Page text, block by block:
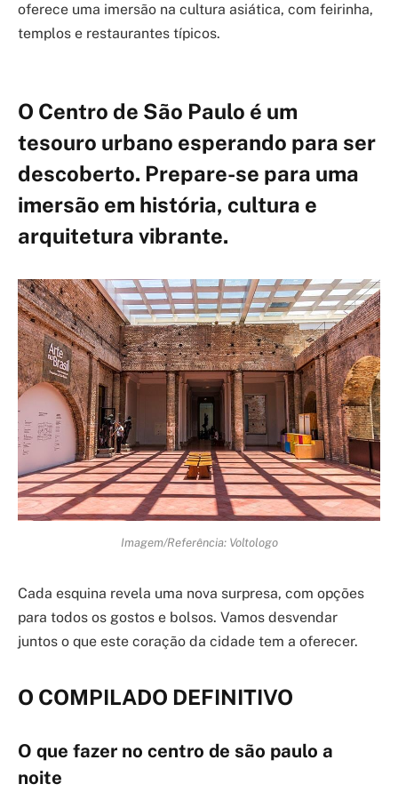
oferece uma imersão na cultura asiática, com feirinha,
templos e restaurantes típicos.
O Centro de São Paulo é um
tesouro urbano esperando para ser
descoberto. Prepare-se para uma
imersão em história, cultura e
arquitetura vibrante.
Imagem/Referência: Voltologo
Cada esquina revela uma nova surpresa, com opções
para todos os gostos e bolsos. Vamos desvendar
juntos o que este coração da cidade tem a oferecer.
O COMPILADO DEFINITIVO
O que fazer no centro de são paulo a
noite